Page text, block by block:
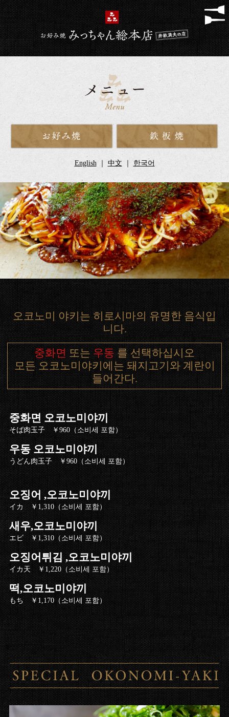
English｜ 中文 한국어
오코노미 야키는 히로시마의 유명한 음식입
니다.
중화면 또는우동를 선택하십시오
모든 오코노미야키에는 돼지고기와 계란이
들어간다.
중화면 오코노미야끼
そば肉玉子 ￥960（소비세 포함）
우동 오코노미야끼
うどん肉玉子 ￥960（소비세 포함）
오징어 ,오코노미야끼
イカ ￥1,310（소비세 포함）
새우,오코노미야끼
エビ ￥1,310（소비세 포함）
오징어튀김 ,오코노미야끼
イカ天 ￥1,220（소비세 포함）
떡,오코노미야끼
もち ￥1,170（소비세 포함）